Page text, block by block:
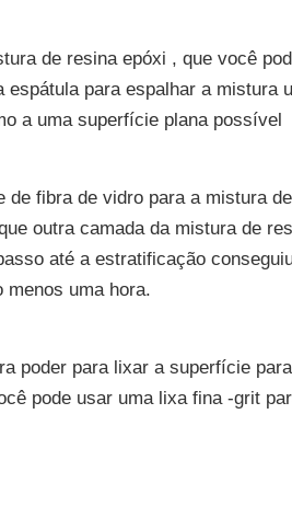
de resina epóxi , que você
espátula para espalhar a mistura
a uma superfície plana possível
de fibra de vidro para a mistura
outra camada da mistura de
até a estratificação
menos uma hora.
poder para lixar a superfície
pode usar uma lixa fina -grit